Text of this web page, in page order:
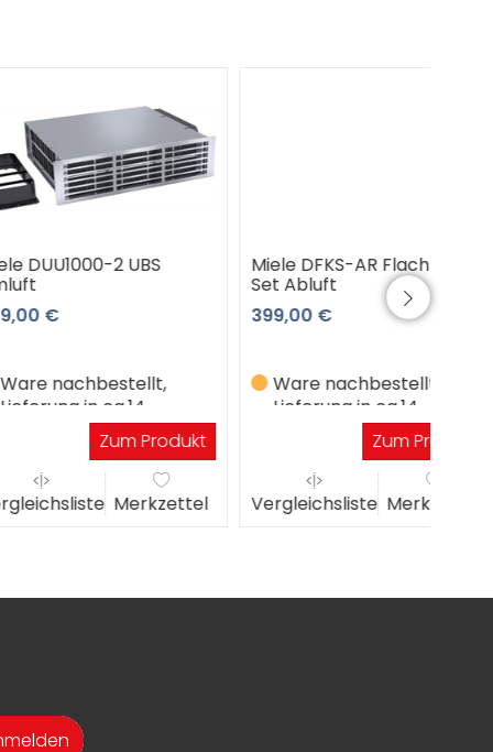
2 UBS
in ca.14
Zum Produkt
Merkzettel
Miele DFKS-AR Flachkanal-
Set Abluft
399,00 €
Ware nachbestellt,
Lieferung in ca.14
Werktagen
Zum Produkt
Vergleichsliste Merkzettel